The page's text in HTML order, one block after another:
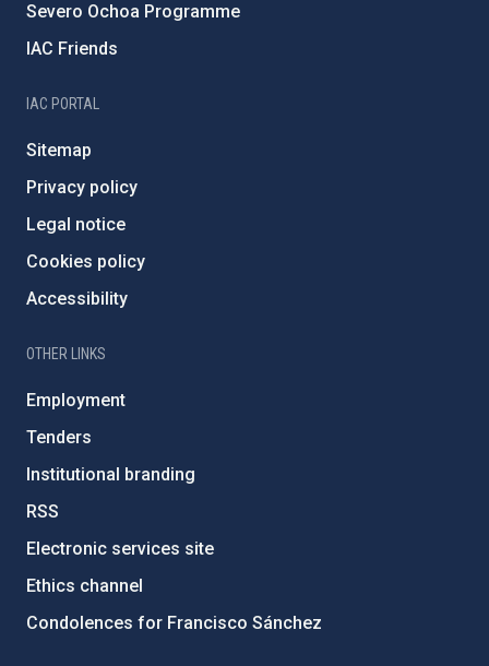
Severo Ochoa Programme
IAC Friends
IAC PORTAL
Sitemap
Privacy policy
Legal notice
Cookies policy
Accessibility
OTHER LINKS
Employment
Tenders
Institutional branding
RSS
Electronic services site
Ethics channel
Condolences for Francisco Sánchez